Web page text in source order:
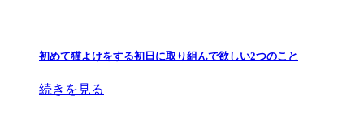
初めて猫よけをする初日に取り組んで欲しい2つのこと
続きを見る